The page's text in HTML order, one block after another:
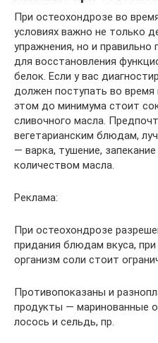
При остеохондрозе во
условиях важно не только
упражнения, но и
для восстановления
белок. Если у вас
должен поступать во
этом до минимума стоит
сливочного масла.
вегетарианским блюдам,
— варка, тушение,
количеством масла.
Реклама:
При остеохондрозе
придания блюдам вкуса,
организм соли стоит
Противопоказаны и
продукты — маринованные
лосось и сельдь, пр.